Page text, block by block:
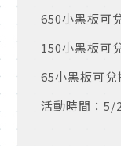
650小黑板可
150小黑板可
65小黑板可
活動時間：5/